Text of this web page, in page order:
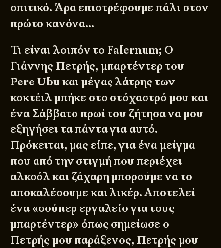
σπιτικό. Άρα επιστρέφουμε πάλι στον
πρώτο κανόνα…
Τι είναι λοιπόν το Falernum; Ο
Γιάννης Πετρής, μπαρτέντερ του
Pere Ubu και μέγας λάτρης των
κοκτέιλ μπήκε στο στόχαστρό μου και
ένα Σάββατο πρωί του ζήτησα να μου
εξηγήσει τα πάντα για αυτό.
Πρόκειται, μας είπε, για ένα μείγμα
που από την στιγμή που περιέχει
αλκοόλ και ζάχαρη μπορούμε να το
αποκαλέσουμε και λικέρ. Αποτελεί
ένα «σούπερ εργαλείο για τους
μπαρτέντερ» όπως σημείωσε ο
Πετρής μου παράξενος, Πετρής μου